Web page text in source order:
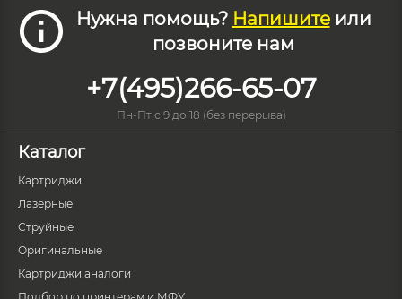
Нужна помощь? Напишитеили
позвоните нам
+7(495)266-65-07
Пн-Пт с 9 до 18 (без перерыва)
Каталог
Картриджи
Лазерные
Струйные
Оригинальные
Картриджи аналоги